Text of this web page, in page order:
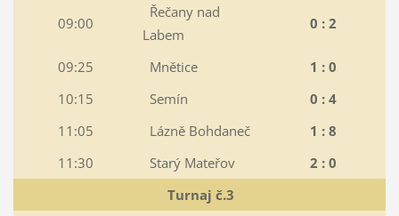
09:00
Řečany nad
Labem
0 : 2
09:25 Mnětice
1 : 0
10:15
Semín
0 : 4
11:05
Lázně Bohdaneč
1 : 8
11:30
Starý Mateřov
2 : 0
Turnaj č.3